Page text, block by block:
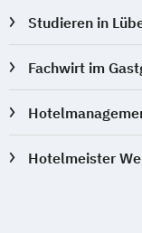
Studieren in
Fachwirt im
Hotelmeister